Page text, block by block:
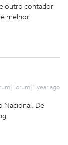
outro contador
melhor.
year ago
Nacional. De